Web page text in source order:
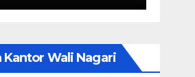
Kantor Wali Nagari